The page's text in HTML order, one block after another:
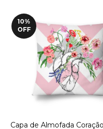
10%
OFF
Capa de Almofada